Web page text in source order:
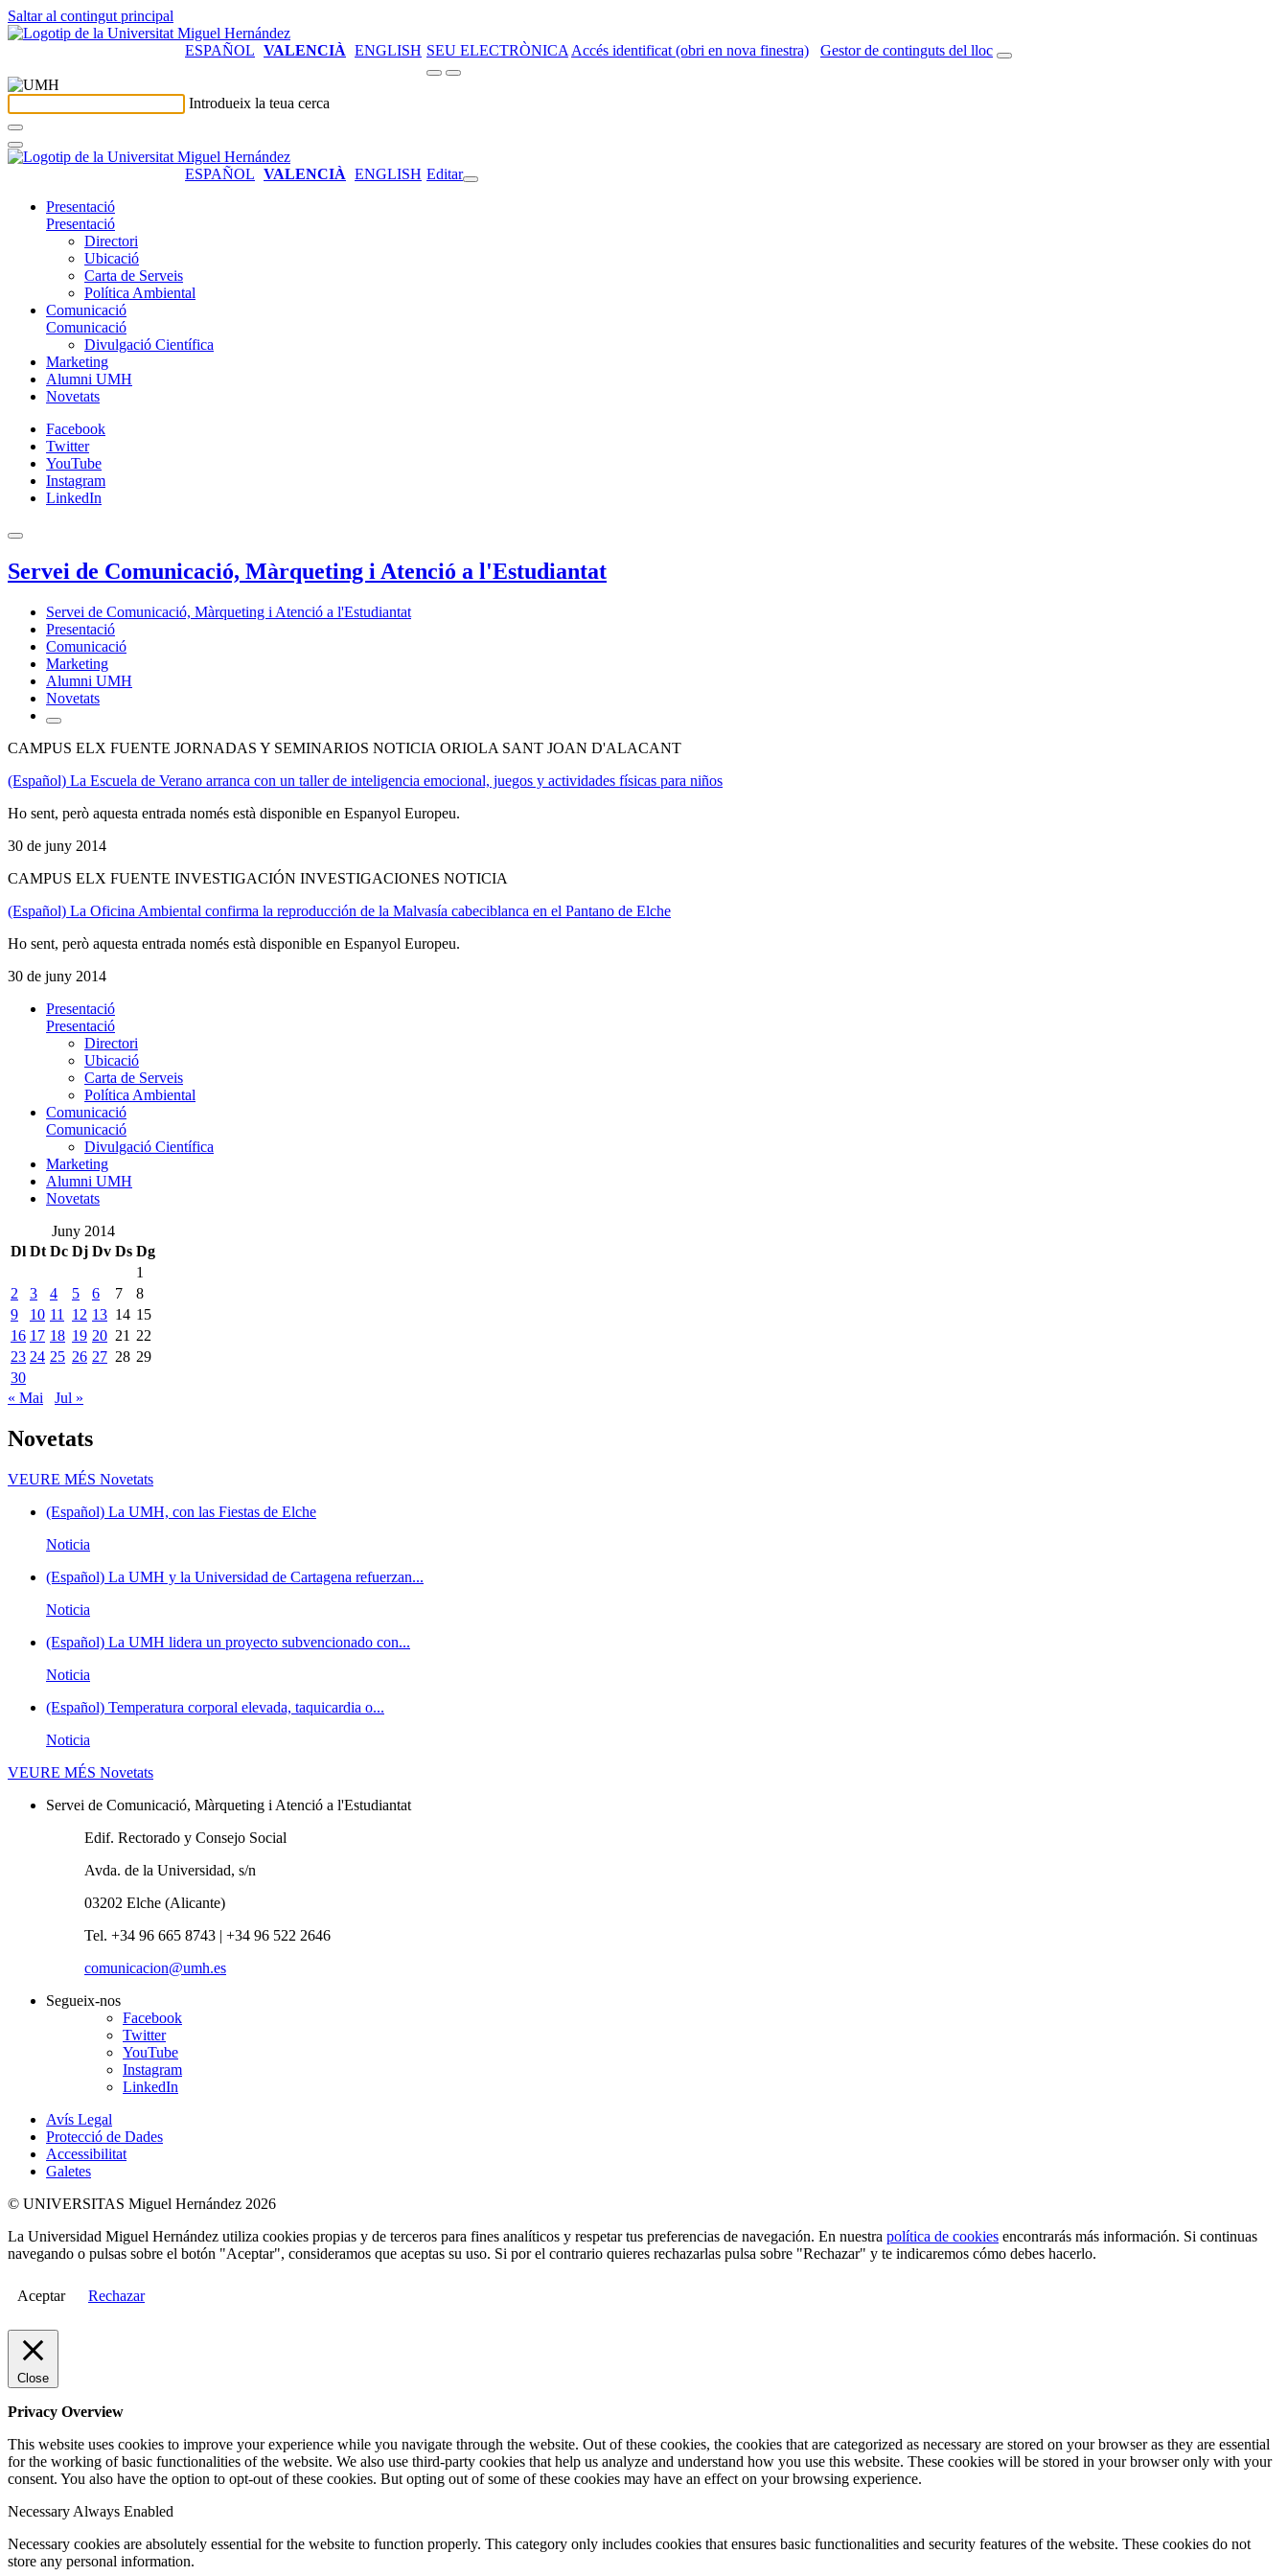
Saltar al contingut principal
ESPAÑOL VALENCIÀ ENGLISH SEU ELECTRÒNICA Accés identificat (obri en nova finestra) Gestor de continguts del lloc
Introdueix la teua cerca
ESPAÑOL VALENCIÀ ENGLISH Editar
Presentació
Presentació
Directori
Ubicació
Carta de Serveis
Política Ambiental
Comunicació
Comunicació
Divulgació Científica
Marketing
Alumni UMH
Novetats
Facebook
Twitter
YouTube
Instagram
LinkedIn
Servei de Comunicació, Màrqueting i Atenció a l'Estudiantat
Servei de Comunicació, Màrqueting i Atenció a l'Estudiantat
Presentació
Comunicació
Marketing
Alumni UMH
Novetats
CAMPUS ELX FUENTE JORNADAS Y SEMINARIOS NOTICIA ORIOLA SANT JOAN D'ALACANT
(Español) La Escuela de Verano arranca con un taller de inteligencia emocional, juegos y actividades físicas para niños
Ho sent, però aquesta entrada només està disponible en Espanyol Europeu.
30 de juny 2014
CAMPUS ELX FUENTE INVESTIGACIÓN INVESTIGACIONES NOTICIA
(Español) La Oficina Ambiental confirma la reproducción de la Malvasía cabeciblanca en el Pantano de Elche
Ho sent, però aquesta entrada només està disponible en Espanyol Europeu.
30 de juny 2014
Presentació
Presentació
Directori
Ubicació
Carta de Serveis
Política Ambiental
Comunicació
Comunicació
Divulgació Científica
Marketing
Alumni UMH
Novetats
Juny 2014
Dl Dt Dc Dj Dv Ds Dg
1
2
3 4 5 6 7
8
9
10 11 12 13 14 15
16 17 18 19 20 21 22
23 24 25 26 27 28 29
30
« Mai
Jul »
Novetats
VEURE MÉS Novetats
(Español) La UMH, con las Fiestas de Elche
Noticia
(Español) La UMH y la Universidad de Cartagena refuerzan...
Noticia
(Español) La UMH lidera un proyecto subvencionado con...
Noticia
(Español) Temperatura corporal elevada, taquicardia o...
Noticia
VEURE MÉS Novetats
Servei de Comunicació, Màrqueting i Atenció a l'Estudiantat
Edif. Rectorado y Consejo Social
Avda. de la Universidad, s/n
03202 Elche (Alicante)
Tel. +34 96 665 8743 | +34 96 522 2646
comunicacion@umh.es
Segueix-nos
Facebook
Twitter
YouTube
Instagram
LinkedIn
Avís Legal
Protecció de Dades
Accessibilitat
Galetes
© UNIVERSITAS Miguel Hernández 2026
La Universidad Miguel Hernández utiliza cookies propias y de terceros para fines analíticos y respetar tus preferencias de navegación. En nuestra política de cookies encontrarás más información. Si continuas
navegando o pulsas sobre el botón "Aceptar", consideramos que aceptas su uso. Si por el contrario quieres rechazarlas pulsa sobre "Rechazar" y te indicaremos cómo debes hacerlo.
Aceptar Rechazar
Close
Privacy Overview
This website uses cookies to improve your experience while you navigate through the website. Out of these cookies, the cookies that are categorized as necessary are stored on your browser as they are essential
for the working of basic functionalities of the website. We also use third-party cookies that help us analyze and understand how you use this website. These cookies will be stored in your browser only with your
consent. You also have the option to opt-out of these cookies. But opting out of some of these cookies may have an effect on your browsing experience.
Necessary Always Enabled
Necessary cookies are absolutely essential for the website to function properly. This category only includes cookies that ensures basic functionalities and security features of the website. These cookies do not
store any personal information.